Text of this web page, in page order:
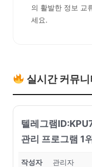
의 활발한 정보 교
세요.
실시간 커뮤
텔레그램
관리 프로그램 1
작성자 관리자